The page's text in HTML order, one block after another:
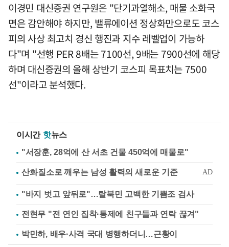
이경민 대신증권 연구원은 "단기과열해소, 매물 소화국
면은 감안해야 하지만, 밸류에이션 정상화만으로도 코스
피의 사상 최고치 경신 행진과 지수 레벨업이 가능하
다"며 "선행 PER 8배는 7100선, 9배는 7900선에 해당
하며 대신증권의 올해 상반기 코스피 목표치는 7500
선"이라고 분석했다.
이시간 핫뉴스
"서장훈, 28억에 산 서초 건물 450억에 매물로"
"바지 벗고 앞뒤로"…탈북민 고백한 기쁨조 검사
전현무 "전 연인 집착·통제에 친구들과 연락 끊겨"
박민하, 배우·사격 국대 병행하더니…근황이